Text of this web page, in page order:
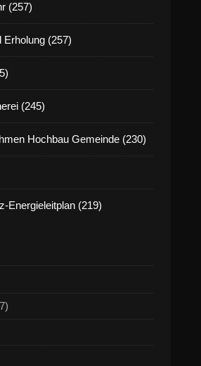
(257)
Erholung (257)
(245)
Hochbau Gemeinde (230)
Energieleitplan (219)